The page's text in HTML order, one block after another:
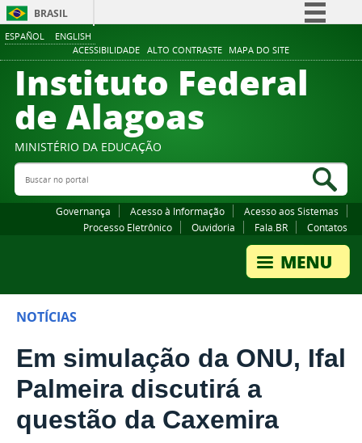
ESPAÑOL ENGLISH
ACESSIBILIDADE ALTO CONTRASTE MAPA DO SITE
BRASIL
Comunica BR
Participe
Canais
Instituto Federal
de Alagoas
MINISTÉRIO DA EDUCAÇÃO
Buscar no portal
Governança Acesso à Informação
Acesso aos Sistemas
Processo Eletrônico
Ouvidoria Fala.BR Contatos
NOTÍCIAS
Em simulação da ONU, Ifal
Palmeira discutirá a
questão da Caxemira